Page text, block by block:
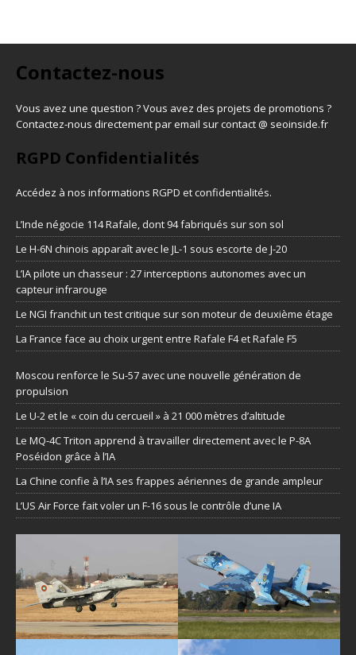
Contactez-nous
Vous avez une question ? Vous avez des projets de promotions ?
Contactez-nous directement par email sur contact @ seoinside.fr
RGPD Confidentialités
Accédez à nos informations RGPD et confidentialités.
L’Inde négocie 114 Rafale, dont 94 fabriqués sur son sol
Le H-6N chinois apparaît avec le JL-1 sous escorte de J-20
L’IA pilote un chasseur : 27 interceptions autonomes avec un
capteur infrarouge
Le NGI franchit un test critique sur son moteur de deuxième étage
La France face au choix urgent entre Rafale F4 et Rafale F5
Moscou renforce le Su-57 avec une nouvelle génération de
propulsion
Le U-2 et le « coin du cercueil » à 21 000 mètres d’altitude
Le MQ-4C Triton apprend à travailler directement avec le P-8A
Poséidon grâce à l’IA
La Chine confie à l’IA ses frappes aériennes de grande ampleur
L’US Air Force fait voler un F-16 sous le contrôle d’une IA